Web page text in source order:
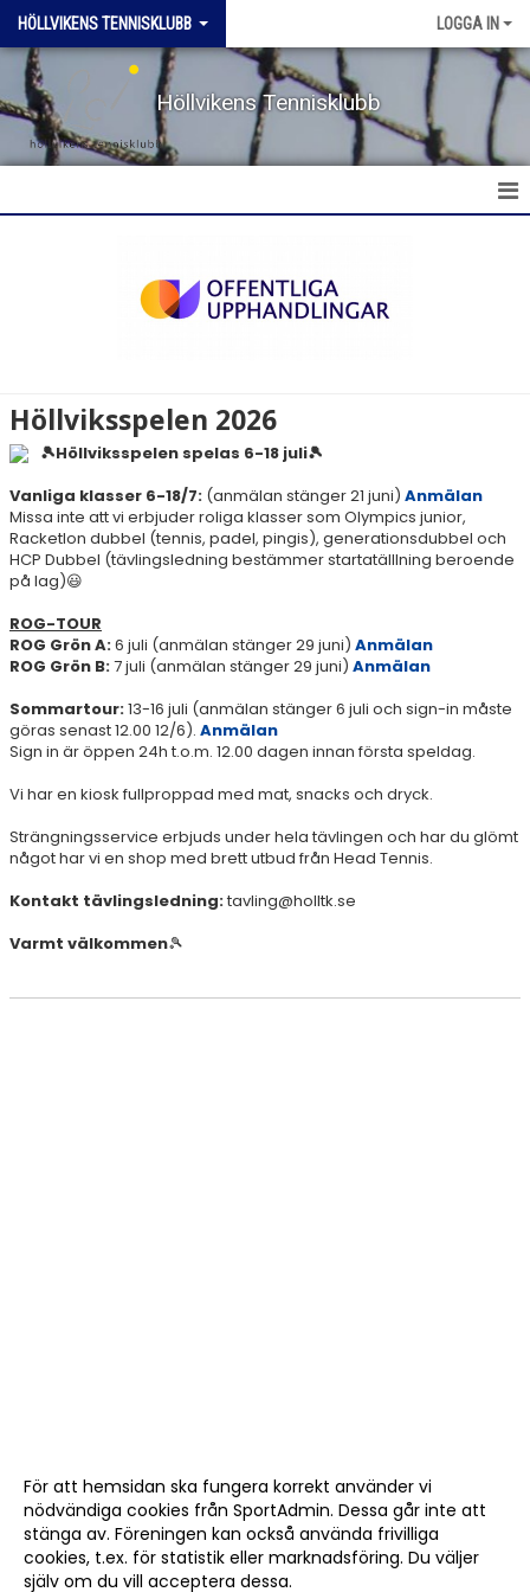
HÖLLVIKENS TENNISKLUBB LOGGA IN
Höllvikens Tennisklubb
TRÄNING SOMMAR
AKTIVITETER & LÄGER
SERIESPEL & TÄVLINGAR
KM
SERIESPEL
HÖLLVIKSSPELEN
TÄVLINGSFORMER BARN & UNGDOM
MATCHLIGAN SOMMAR 2026 (INTERNT SERIESPEL)
DOKUMENT
ÖPETTIDER SOMMAR
Höllviksspelen 2026
🎾Höllviksspelen spelas 6-18 juli🎾
Vanliga klasser 6-18/7: (anmälan stänger 21 juni) Anmälan
Missa inte att vi erbjuder roliga klasser som Olympics junior,
Racketlon dubbel (tennis, padel, pingis), generationsdubbel och
HCP Dubbel (tävlingsledning bestämmer startatälllning beroende
på lag)😃
ROG-TOUR
ROG Grön A:6 juli (anmälan stänger 29 juni) Anmälan
ROG Grön B:7 juli (anmälan stänger 29 juni) Anmälan
Sommartour:13-16 juli (anmälan stänger 6 juli och sign-in måste
göras senast 12.00 12/6). Anmälan
Sign in är öppen 24h t.o.m. 12.00 dagen innan första speldag.
Vi har en kiosk fullproppad med mat, snacks och dryck.
Strängningsservice erbjuds under hela tävlingen och har du glömt
något har vi en shop med brett utbud från Head Tennis.
Kontakt tävlingsledning:tavling@holltk.se
Varmt välkommen🎾
För att hemsidan ska fungera korrekt använder vi
nödvändiga cookies från SportAdmin. Dessa går inte att
stänga av. Föreningen kan också använda frivilliga
cookies, t.ex. för statistik eller marknadsföring. Du väljer
själv om du vill acceptera dessa.